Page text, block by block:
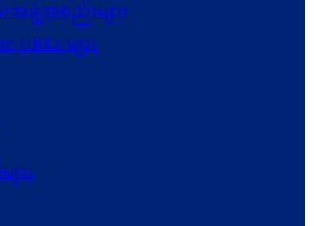
အဖွဲ့အစည်းများ
URLs များ
ား